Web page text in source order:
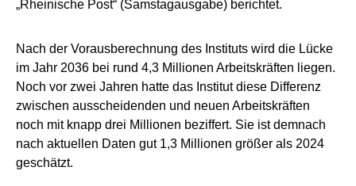
„Rheinische Post“ (Samstagausgabe) berichtet.
Nach der Vorausberechnung des Instituts wird die Lücke
im Jahr 2036 bei rund 4,3 Millionen Arbeitskräften liegen.
Noch vor zwei Jahren hatte das Institut diese Differenz
zwischen ausscheidenden und neuen Arbeitskräften
noch mit knapp drei Millionen beziffert. Sie ist demnach
nach aktuellen Daten gut 1,3 Millionen größer als 2024
geschätzt.